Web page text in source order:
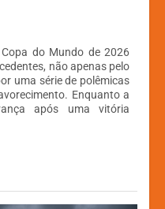
do Mundo de 2026
não apenas pelo
uma série de polêmicas
Enquanto a
após uma vitória